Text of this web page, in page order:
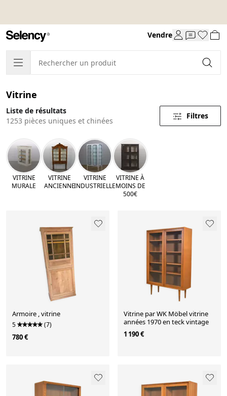
Vendre
Vitrine
Liste de résultats
1253 pièces uniques et chinées
Filtres
VITRINE
MURALE
VITRINE
ANCIENNE
VITRINE
INDUSTRIELLE
VITRINE À
MOINS DE
500€
Armoire , vitrine
5 (7)
780 €
Vitrine par WK Möbel vitrine
années 1970 en teck vintage
1 190 €